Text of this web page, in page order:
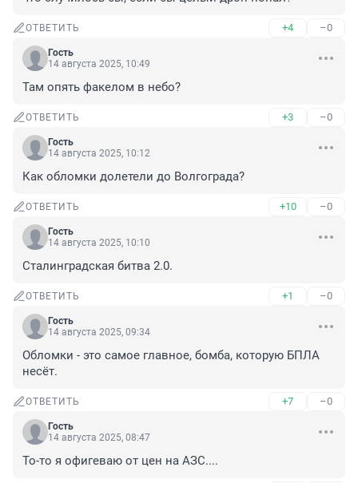
ОТВЕТИТЬ +4 –0
Гость
14 августа 2025, 10:49
Там опять факелом в небо?
ОТВЕТИТЬ +3 –0
Гость
14 августа 2025, 10:12
Как обломки долетели до Волгограда?
ОТВЕТИТЬ +10 –0
Гость
14 августа 2025, 10:10
Сталинградская битва 2.0.
ОТВЕТИТЬ +1 –0
Гость
14 августа 2025, 09:34
Обломки - это самое главное, бомба, которую БПЛА
несёт.
ОТВЕТИТЬ +7 –0
Гость
14 августа 2025, 08:47
То-то я офигеваю от цен на АЗС....